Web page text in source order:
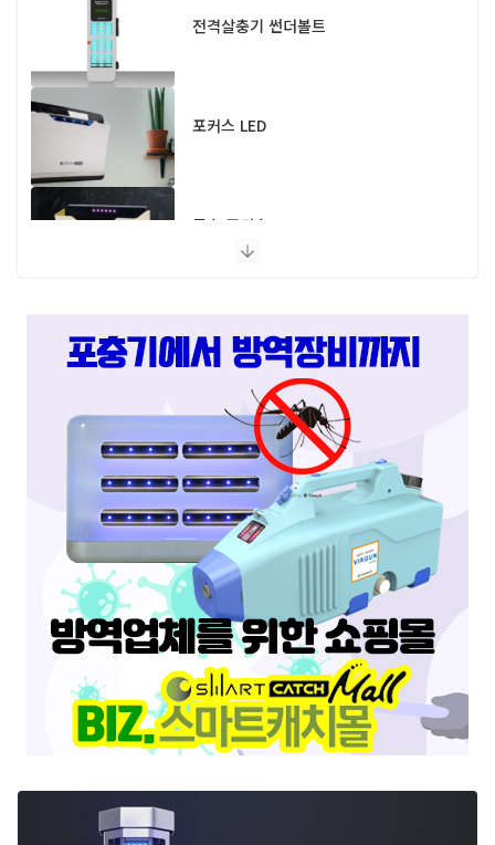
전격살충기 썬더볼트
포커스 LED
모스 포커스
스마트캐치